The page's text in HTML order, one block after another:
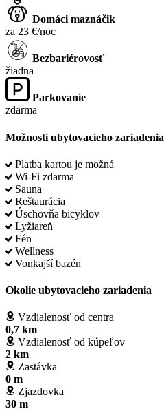
Domáci maznáčik
za 23 €/noc
Bezbariérovosť
žiadna
Parkovanie
zdarma
Možnosti ubytovacieho zariadenia
Platba kartou je možná
Wi-Fi zdarma
Sauna
Reštaurácia
Úschovňa bicyklov
Lyžiareň
Fén
Wellness
Vonkajší bazén
Okolie ubytovacieho zariadenia
Vzdialenosť od centra
0,7 km
Vzdialenosť od kúpeľov
2 km
Zastávka
0 m
Zjazdovka
30 m